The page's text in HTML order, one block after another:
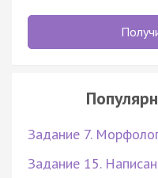
Задание 7.
Задание 15.